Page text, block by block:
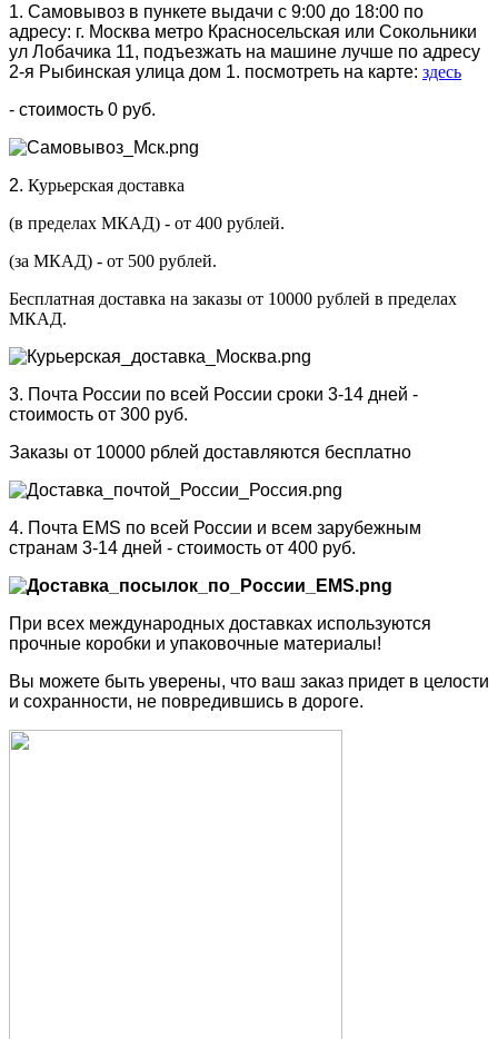
1. Самовывоз в пункете выдачи с 9:00 до 18:00 по
адресу: г. Москва метро Красносельская или Сокольники
ул Лобачика 11, подъезжать на машине лучше по адресу
2-я Рыбинская улица дом 1. посмотреть на карте: здесь
- стоимость 0 руб.
2. Курьерская доставка
(в пределах МКАД) - от 400 рублей.
(за МКАД) - от 500 рублей.
Бесплатная доставка на заказы от 10000 рублей в пределах
МКАД.
3. Почта России по всей России сроки 3-14 дней -
стоимость от 300 руб.
Заказы от 10000 рблей доставляются бесплатно
4. Почта EMS по всей России и всем зарубежным
странам 3-14 дней - стоимость от 400 руб.
При всех международных доставках используются
прочные коробки и упаковочные материалы!
Вы можете быть уверены, что ваш заказ придет в целости
и сохранности, не повредившись в дороге.